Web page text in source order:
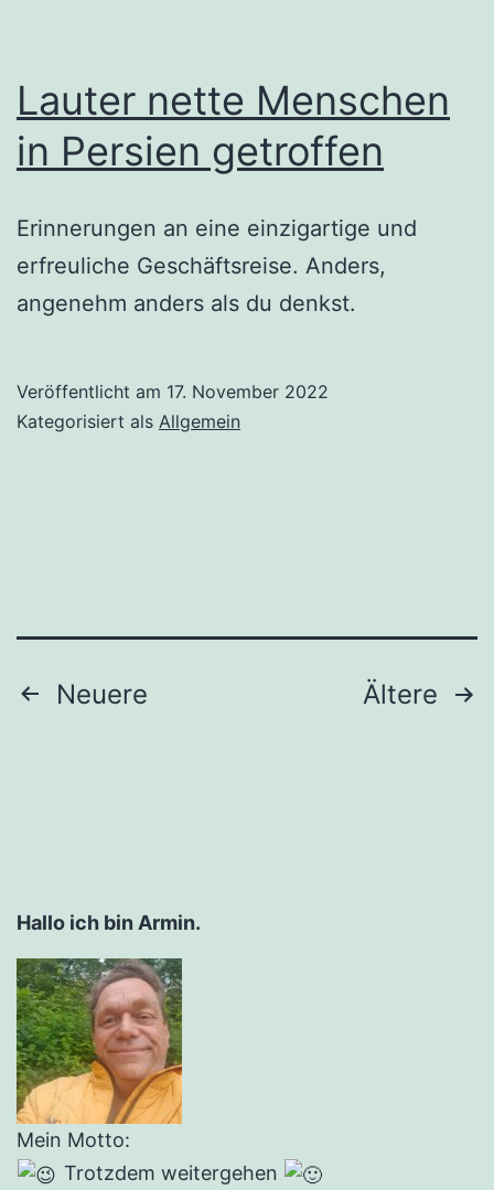
Lauter nette Menschen
in Persien getroffen
Erinnerungen an eine einzigartige und
erfreuliche Geschäftsreise. Anders,
angenehm anders als du denkst.
Veröffentlicht am 17. November 2022
Kategorisiert als Allgemein
Seitennummerierung
Neuere Ältere
Hallo ich bin Armin.
Mein Motto:
Trotzdem weitergehen